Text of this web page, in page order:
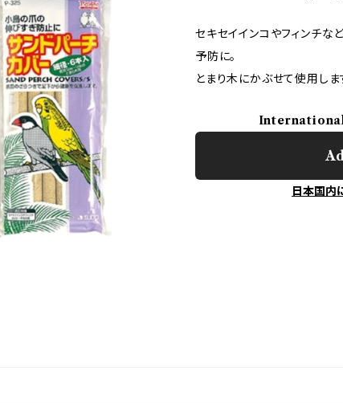
セキセイインコやフィンチ
予防に。
とまり木にかぶせて使用しま
日本国内